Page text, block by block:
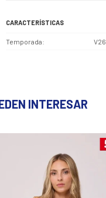
CARACTERÍSTICAS
Temporada V26
INTERESAR